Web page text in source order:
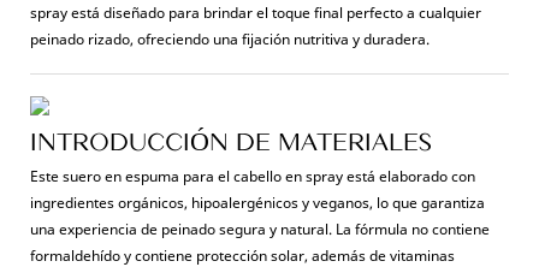
spray está diseñado para brindar el toque final perfecto a cualquier
peinado rizado, ofreciendo una fijación nutritiva y duradera.
INTRODUCCIÓN DE MATERIALES
Este suero en espuma para el cabello en spray está elaborado con
ingredientes orgánicos, hipoalergénicos y veganos, lo que garantiza
una experiencia de peinado segura y natural. La fórmula no contiene
formaldehído y contiene protección solar, además de vitaminas